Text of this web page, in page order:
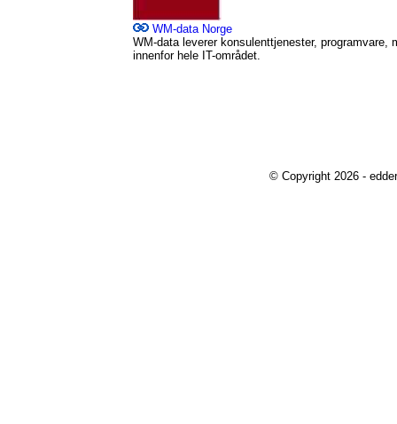
WM-data Norge
WM-data leverer konsulenttjenester,
innenfor hele IT-området.
© Copyright 2026 -